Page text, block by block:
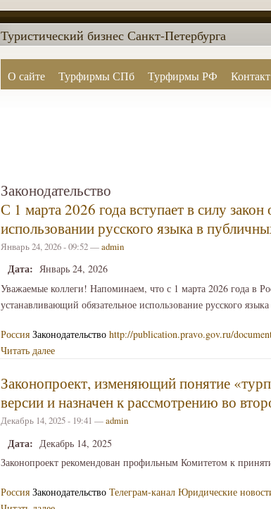
О сайте Турфирмы СПб Турфирмы РФ Контакт
Туристический бизнес Санкт-Петербурга
Законодательство
С 1 марта 2026 года вступает в силу закон
использовании русского языка в
Январь 24, 2026 - 09:52 —admin
Дата: Январь 24, 2026
Уважаемые коллеги! Напоминаем, что с 1 марта 2026 года в
устанавливающий обязательное использование русского
Россия Законодательство http://publication.pravo.gov.ru/
Читать далее
Законопроект, изменяющий понятие
версии и назначен к рассмотрению во
Декабрь 14, 2025 - 19:41 —admin
Дата: Декабрь 14, 2025
Законопроект рекомендован профильным Комитетом к
Россия Законодательство Телеграм-канал Юридические